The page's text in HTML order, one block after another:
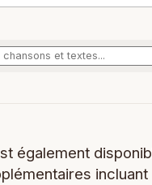
également
incluant